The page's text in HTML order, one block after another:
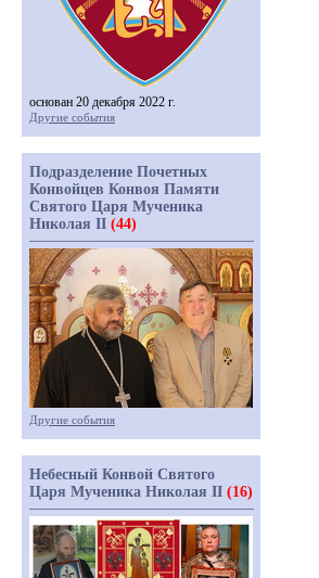
основан 20 декабря 2022 г.
Другие события
Подразделение Почетных
Конвойцев Конвоя Памяти
Святого Царя Мученика
Николая II (44)
Другие события
Небесный Конвой Святого
Царя Мученика Николая II (16)